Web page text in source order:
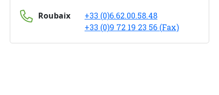
Roubaix
+33 (0)6.62.00.58.48
+33 (0)9 72 19 23 56 (Fax)